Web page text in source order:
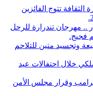
الثقافة تتوج الفائزين
.. مهرجان تندرارة للرحل
فجيج.
وتجسيد متين للتلاحم
خلال احتفالات عيد
وقرار مجلس الأمن